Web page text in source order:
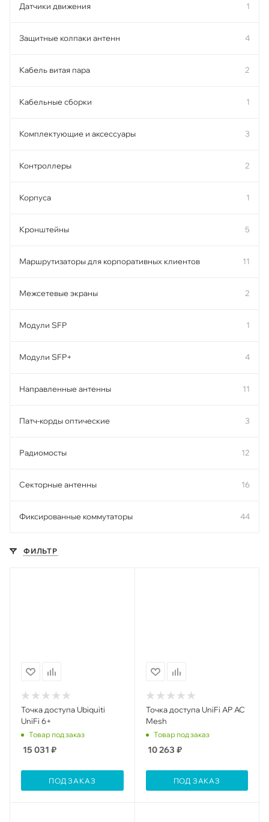
Датчики движения 1
Защитные колпаки антенн 4
Кабель витая пара 2
Кабельные сборки 1
Комплектующие и аксессуары 3
Контроллеры 2
Корпуса 1
Кронштейны 5
Маршрутизаторы для корпоративных клиентов 11
Межсетевые экраны 2
Модули SFP 1
Модули SFP+ 4
Направленные антенны 11
Патч-корды оптические 3
Радиомосты 12
Секторные антенны 16
Фиксированные коммутаторы 44
ФИЛЬТР
Toчка доступа Ubiquiti
UniFi 6+
Товар под заказ
15 031 ₽
ПОД ЗАКАЗ
Toчка доступа UniFi AP AC
Mesh
Товар под заказ
10 263 ₽
ПОД ЗАКАЗ